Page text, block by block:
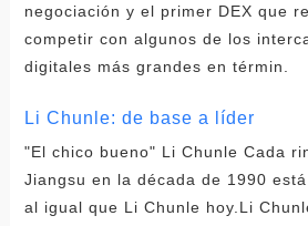
negociación y el primer DEX que
competir con algunos de los
digitales más grandes en términ.
Li Chunle: de base a líder
"El chico bueno" Li Chunle Cada
Jiangsu en la década de 1990
al igual que Li Chunle hoy.Li